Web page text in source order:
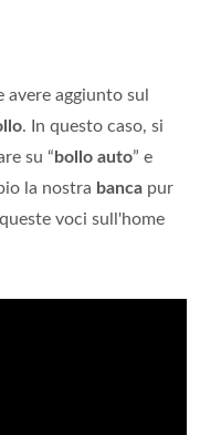
avere aggiunto sul
. In questo caso, si
su “bollo auto” e
la nostra banca pur
voci sull'home